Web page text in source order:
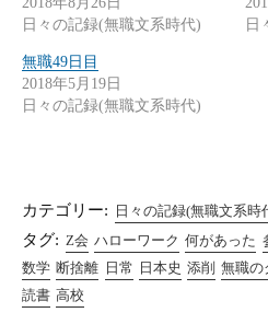
日々の記録(無職文系時代)
日
無職49日目
2018年5月19日
日々の記録(無職文系時代)
カテゴリー: 日々の記録(無職文系時
タグ: Z会 ハローワーク 何があった
数学 断捨離 日常 日本史 添削 無職の
読書 高校